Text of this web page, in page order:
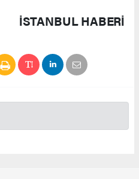
İSTANBUL HABERİ